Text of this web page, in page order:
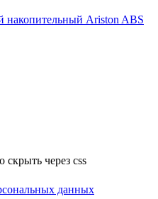
накопительный Ariston ABS
через css
данных